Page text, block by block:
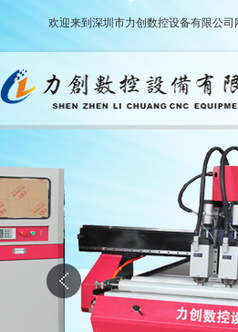
欢迎来到深圳市力创数控设备有限公司
广告刻字机
高速CNC雕刻机系